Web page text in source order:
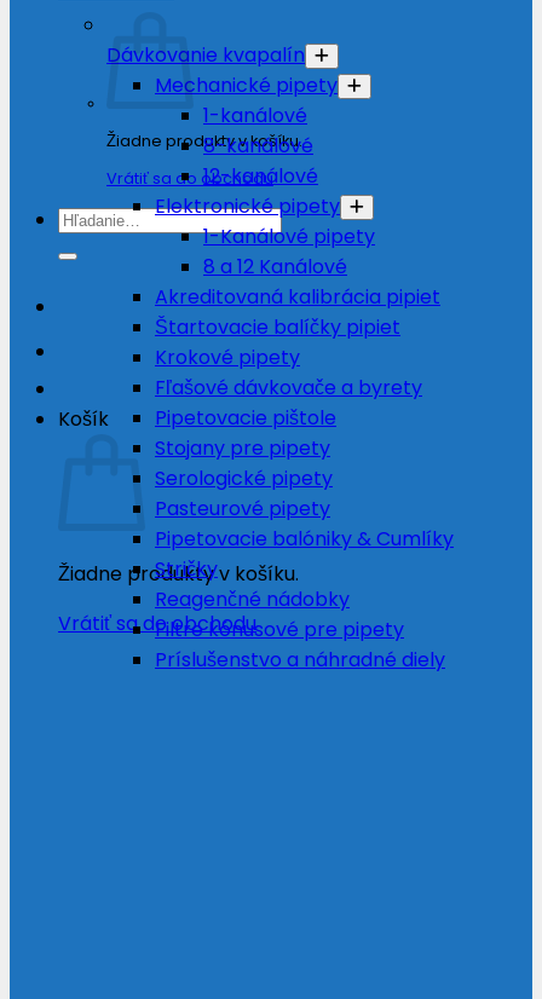
Žiadne produkty v košíku.
Vrátiť sa do obchodu
Hľadať:
Košík
Žiadne produkty v košíku.
Vrátiť sa do obchodu
Dávkovanie kvapalín
Mechanické pipety
1-kanálové
8-kanálové
12-kanálové
Elektronické pipety
1-Kanálové pipety
8 a 12 Kanálové
Akreditovaná kalibrácia pipiet
Štartovacie balíčky pipiet
Krokové pipety
Fľašové dávkovače a byrety
Pipetovacie pištole
Stojany pre pipety
Serologické pipety
Pasteurové pipety
Pipetovacie balóniky & Cumlíky
Stričky
Reagenčné nádobky
Filtre kónusové pre pipety
Príslušenstvo a náhradné diely